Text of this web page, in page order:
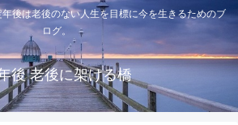
後は老後のない人生を目標に今を生きるためのブ
ログ。
後 老後に架ける橋